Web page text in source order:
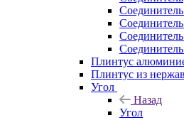
Плинтус
Плинтус из
Угол
Назад
Угол